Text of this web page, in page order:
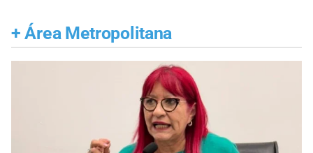
+ Área Metropolitana